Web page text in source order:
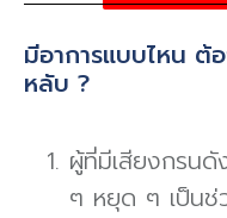
มีอาการแบบไหน
หลับ ?
ผู้ที่มีเสียงกรน
ๆ หยุด ๆ เป็น